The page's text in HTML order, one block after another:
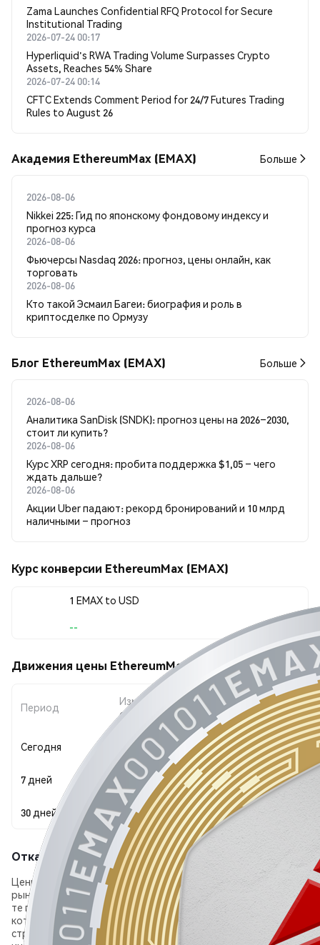
Zama Launches Confidential RFQ Protocol for Secure
Institutional Trading
2026-07-24 00:17
Hyperliquid's RWA Trading Volume Surpasses Crypto
Assets, Reaches 54% Share
2026-07-24 00:14
CFTC Extends Comment Period for 24/7 Futures Trading
Rules to August 26
Академия EthereumMax (EMAX) Больше
2026-08-06
Nikkei 225: Гид по японскому фондовому индексу и
прогноз курса
2026-08-06
Фьючерсы Nasdaq 2026: прогноз, цены онлайн, как
торговать
2026-08-06
Кто такой Эсмаил Багеи: биография и роль в
криптосделке по Ормузу
Блог EthereumMax (EMAX) Больше
2026-08-06
Аналитика SanDisk (SNDK): прогноз цены на 2026–2030,
стоит ли купить?
2026-08-06
Курс XRP сегодня: пробита поддержка $1,05 – чего
ждать дальше?
2026-08-06
Акции Uber падают: рекорд бронирований и 10 млрд
наличными – прогноз
Курс конверсии EthereumMax (EMAX)
1 EMAX to USD
--
Движения цены EthereumMax (EMAX)
Период
Изменение
суммы
Изменение (%)
Сегодня -- +0.00%
7 дней -0.33%
30 дней --
Отказ от ответственности
Цены на криптовалюту подвержены значительным
рыночным рискам и волатильности. Инвестируйте только в
те продукты, которые вам хорошо знакомы и в рисках
которых вы полностью уверены. Информация на этой
странице предоставлена исключительно в